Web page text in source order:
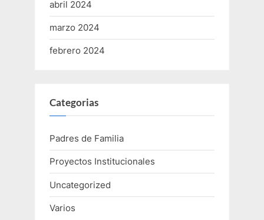
abril 2024
marzo 2024
febrero 2024
Categorias
Padres de Familia
Proyectos Institucionales
Uncategorized
Varios